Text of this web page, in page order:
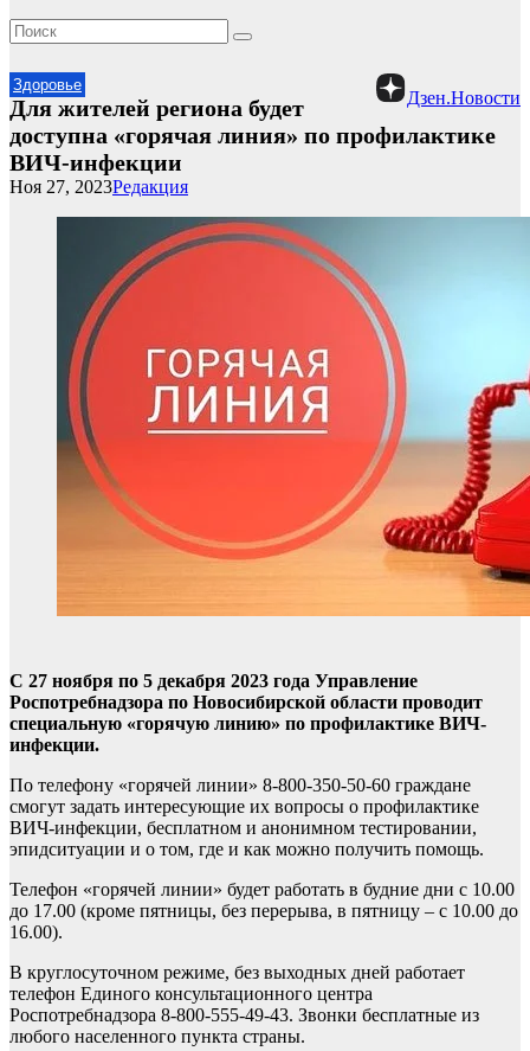
Здоровье
Дзен.Новости
Для жителей региона будет
доступна «горячая линия» по профилактике
ВИЧ-инфекции
Редакция
Ноя 27, 2023
С 27 ноября по 5 декабря 2023 года Управление
Роспотребнадзора по Новосибирской области проводит
специальную «горячую линию» по профилактике ВИЧ-
инфекции.
По телефону «горячей линии» 8-800-350-50-60 граждане
смогут задать интересующие их вопросы о профилактике
ВИЧ-инфекции, бесплатном и анонимном тестировании,
эпидситуации и о том, где и как можно получить помощь.
Телефон «горячей линии» будет работать в будние дни с 10.00
до 17.00 (кроме пятницы, без перерыва, в пятницу – с 10.00 до
16.00).
В круглосуточном режиме, без выходных дней работает
телефон Единого консультационного центра
Роспотребнадзора 8-800-555-49-43. Звонки бесплатные из
любого населенного пункта страны.